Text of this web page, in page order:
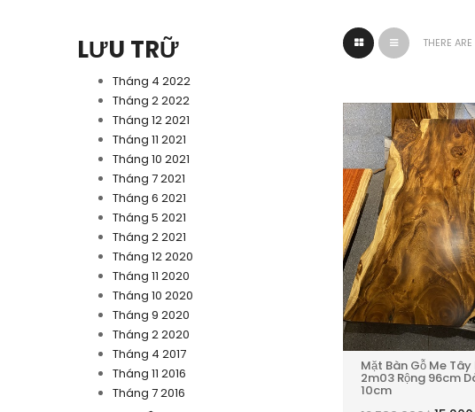
LƯU TRỮ
Tháng 4 2022
Tháng 2 2022
Tháng 12 2021
Tháng 11 2021
Tháng 10 2021
Tháng 7 2021
Tháng 6 2021
Tháng 5 2021
Tháng 2 2021
Tháng 12 2020
Tháng 11 2020
Tháng 10 2020
Tháng 9 2020
Tháng 2 2020
Tháng 4 2017
Tháng 11 2016
Tháng 7 2016
THERE
Mặt Bàn Gỗ Me Tây
2m03 Rộng 96cm
10cm